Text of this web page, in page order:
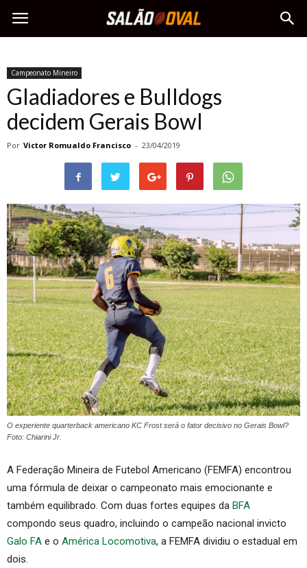
Campeonato Mineiro
Gladiadores e Bulldogs
decidem Gerais Bowl
Por Victor Romualdo Francisco - 23/04/2019
O experiente quarterback americano KC Frost será o fator decisivo no Gerais Bowl?
Foto: Chiarini Jr.
A Federação Mineira de Futebol Americano (FEMFA) encontrou
uma fórmula de deixar o campeonato mais emocionante e
também equilibrado. Com duas fortes equipes da BFA
compondo seus quadro, incluindo o campeão nacional invicto
Galo FA e o América Locomotiva, a FEMFA dividiu o estadual em
dois.